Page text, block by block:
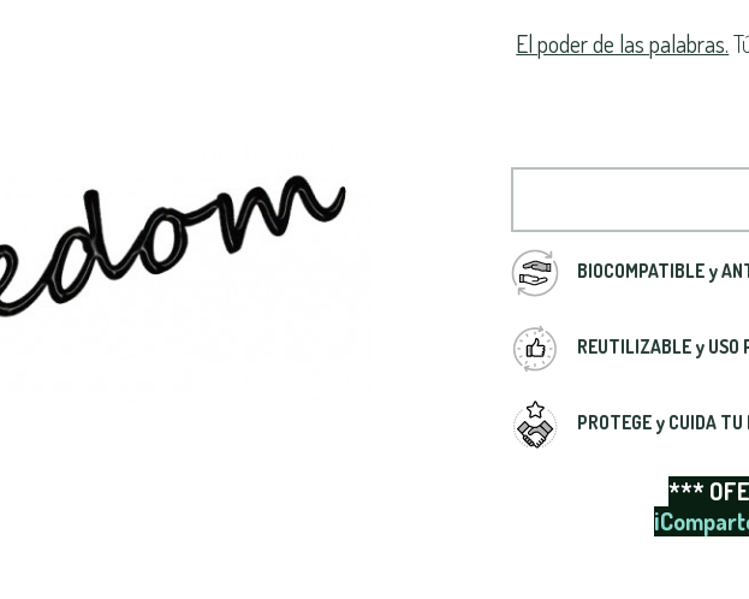
El poder de las palabras.
BIOCOMPATIBLE y
REUTILIZABLE y USO
PROTEGE y CUIDA TU
***